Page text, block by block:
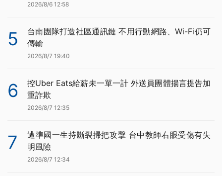
2026/8/6 12:58
5
台南團隊打造社區通訊鏈 不用行動網路、Wi-Fi仍可
傳輸
2026/8/7 19:40
6
控Uber Eats給薪未一單一計 外送員團體揚言提告加
重詐欺
2026/8/7 12:35
7
遭準國一生持斷裂掃把攻擊 台中教師右眼受傷有失
明風險
2026/8/7 12:34